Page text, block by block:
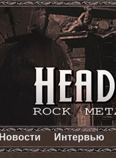
Новости Интервью